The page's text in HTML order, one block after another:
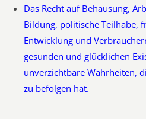
Das Recht auf Behausung,
Bildung, politische Teilhabe,
Entwicklung und
gesunden und glücklichen
unverzichtbare Wahrheiten,
zu befolgen hat.